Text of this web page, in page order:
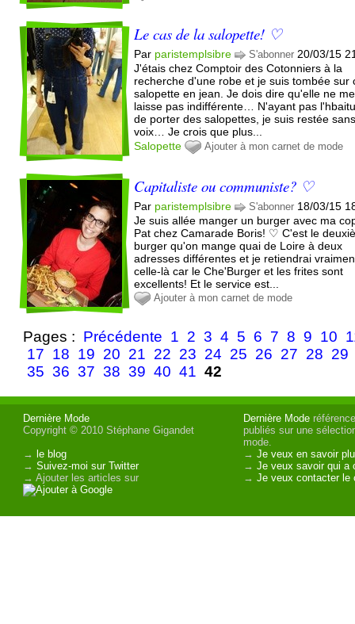
Le cas de la salopette! ♡
Par paristemplsibre S'abonner 20/03/15
J'étais chez Comptoir des Cotonniers à la
recherche d'une robe et je suis tombée sur
salopette en jean. Je dois dire qu'elle ne me
laisse pas indifférente… N'ayant pas
de porter des salopettes, je suis restée
voix… Je crois que plus...
Salopette
Ajouter à mon carnet de mode
Capitaliste ou communiste? ♡
Par paristemplsibre S'abonner 18/03/15
Je suis allée manger un burger avec ma
Pat chez Camarade Boris! ♡ C'est le
burger qu'on mange quai de Loire à deux
adresses différentes et je retiendrai
celle-là car le Che'Burger et les frites sont
excellents! Et le service est...
Ajouter à mon carnet de mode
Pages : Précédente 1 2 3 4 5 6 7 8 9 10
17 18 19 20 21 22 23 24 25 26 27 28 29
35 36 37 38 39 40 41 42
Dernière Mode
Copyright © 2010 Stéphane Gigandet
→le blog
→Suivez-moi sur Twitter
→ Ajouter les articles sur
Dernière Mode
publiés sur une
mode.
→Je veux en savoir
→Je veux savoir qui a
→Je veux contacter le